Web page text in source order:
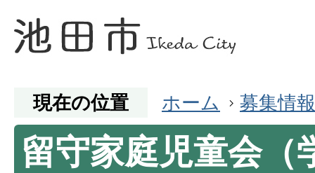
現在の位置 ホーム 募集情
留守家庭児童会（